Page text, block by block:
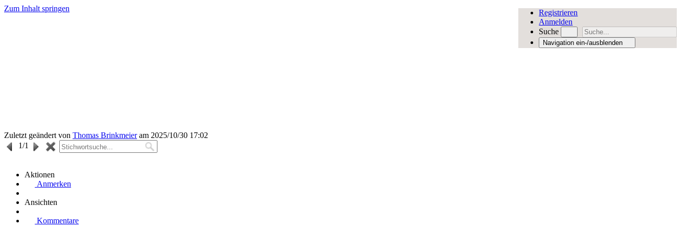
Zum Inhalt springen
Registrieren
Anmelden
Suche
Navigation ein-/ausblenden
Zuletzt geändert von Thomas Brinkmeieram 2025/10/30 17:02
1/1
Aktionen
Anmerken
Ansichten
Kommentare